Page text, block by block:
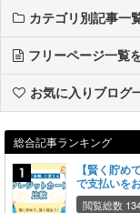
カテゴリ別記事一
フリーページ一覧
お気に入りブログ
総合記事ランキング
【賢く貯め
で支払いを
閲覧総数